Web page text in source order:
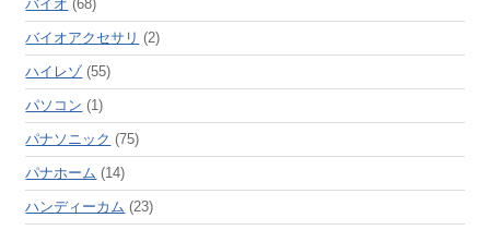
バイオ (68)
バイオアクセサリ (2)
ハイレゾ(55)
パソコン (1)
パナソニック (75)
パナホーム (14)
ハンディーカム (23)